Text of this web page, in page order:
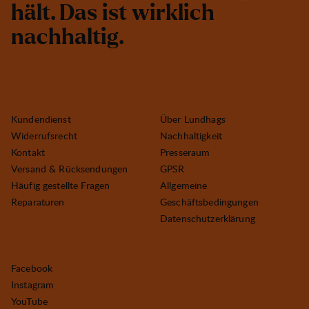
hält. Das ist wirklich
nachhaltig.
Kundendienst
Widerrufsrecht
Kontakt
Versand & Rücksendungen
Häufig gestellte Fragen
Reparaturen
Über Lundhags
Nachhaltigkeit
Presseraum
GPSR
Allgemeine
Geschäftsbedingungen
Datenschutzerklärung
Facebook
Instagram
YouTube